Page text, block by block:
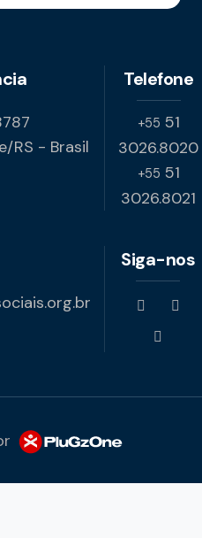
RS - Brasil
Telefone
+55 51
3026.8020
+55 51
3026.8021
Siga-nos